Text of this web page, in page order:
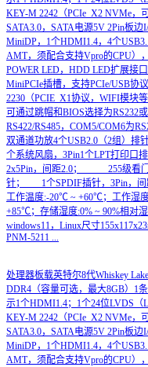
KEY-M 2242（PCIe_X2 NVMe，
SATA3.0，SATA电源5V 2Pin板
MiniDP，1个HDMI1.4，4个
AMT，须配合支持Vpro的CPU）
POWER LED，HDD LED扩展接
MiniPCIe插槽，支持PCIe/USB协
2230（PCIE_X1协议，WIFI模块
可通过跳帽和BIOS选择为RS232
RS422/RS485，COM5/COM6为
双通道功放4个USB2.0（2组）排
个系统风扇，3Pin1个LPT打印口
2x5Pin，间距2.0； 255级看门
针； 1个SPDIF插针，3Pin，间
工作温度:-20℃ ~ +60℃；工作湿
+85℃；存储湿度:0% ~ 90%相对
windows11，Linux尺寸
PNM-5211 ...
处理器板载英特尔8代Whiskey
DDR4（容量可选，最大8GB）1
示1个HDMI1.4；1个24位LVDS（
KEY-M 2242（PCIe_X2 NVMe，
SATA3.0，SATA电源5V 2Pin板
MiniDP，1个HDMI1.4，4个
AMT，须配合支持Vpro的CPU）